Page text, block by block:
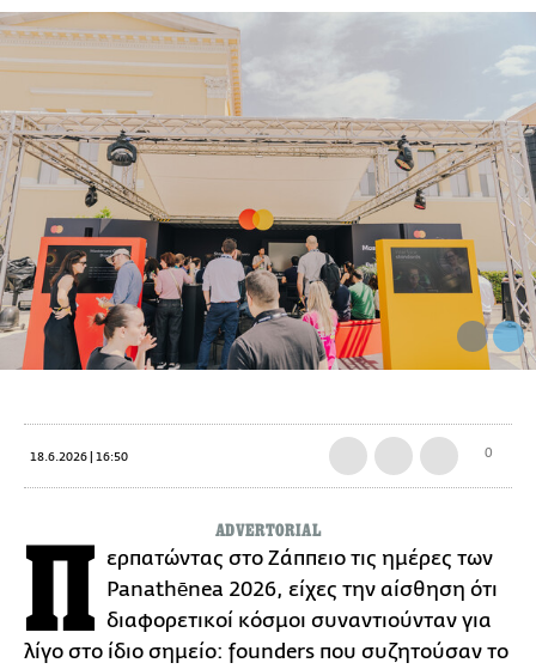
18.6.2026 | 16:50 0
ADVERTORIAL
Π ερπατώντας στο Ζάππειο τις ημέρες των
Panathēnea 2026, είχες την αίσθηση ότι
διαφορετικοί κόσμοι συναντιούνταν για
λίγο στο ίδιο σημείο: founders που συζητούσαν το